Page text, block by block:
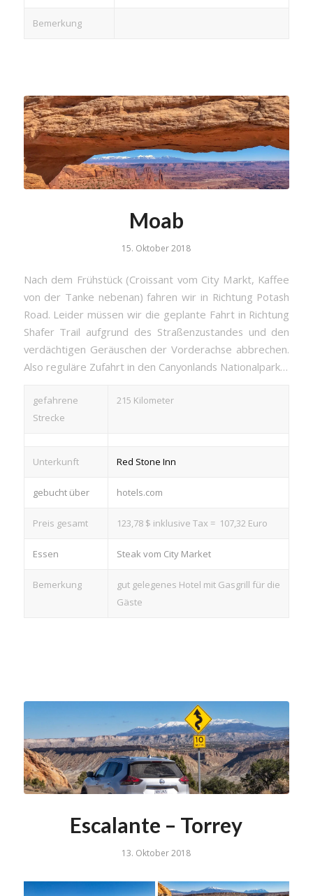
Bemerkung
Moab
15. Oktober 2018
Nach dem Frühstück (Croissant vom City Markt, Kaffee
von der Tanke nebenan) fahren wir in Richtung Potash
Road. Leider müssen wir die geplante Fahrt in Richtung
Shafer Trail aufgrund des Straßenzustandes und den
verdächtigen Geräuschen der Vorderachse abbrechen.
Also reguläre Zufahrt in den Canyonlands Nationalpark…
gefahrene
Strecke
215 Kilometer
Unterkunft Red Stone Inn
gebucht über hotels.com
Preis gesamt 123,78 $ inklusive Tax = 107,32 Euro
Essen Steak vom City Market
Bemerkung
gut gelegenes Hotel mit Gasgrill für die
Gäste
Escalante – Torrey
13. Oktober 2018